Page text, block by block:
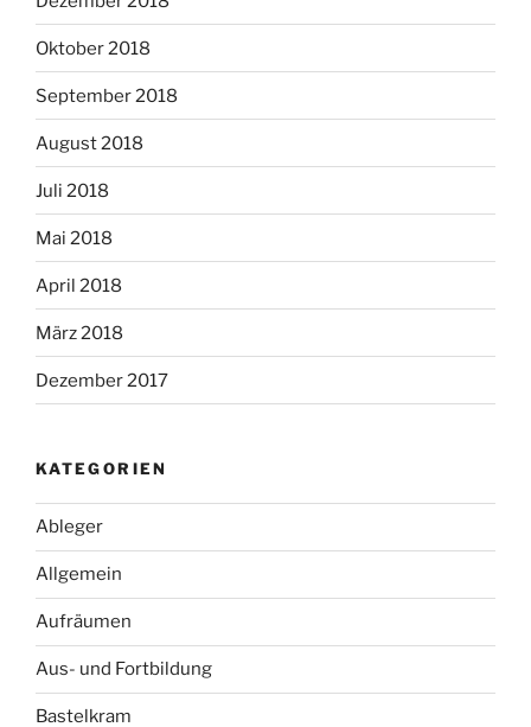
Oktober 2018
September 2018
August 2018
Juli 2018
Mai 2018
April 2018
März 2018
Dezember 2017
KATEGORIEN
Ableger
Allgemein
Aufräumen
Aus- und Fortbildung
Bastelkram